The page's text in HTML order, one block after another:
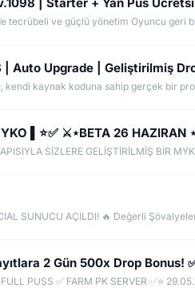
PUSS ✅ FARM PK SERVER ✅⭐